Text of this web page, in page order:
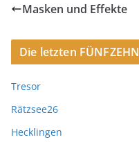
Masken und Effekte
Die letzten FÜNFZEHN
Tresor
Rätzsee26
Hecklingen